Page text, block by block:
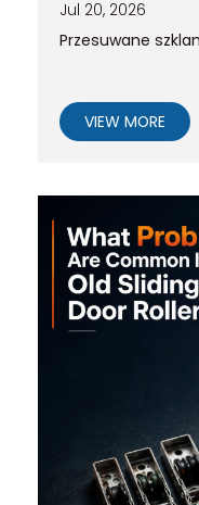
Jul 20, 2026
VIEW MORE